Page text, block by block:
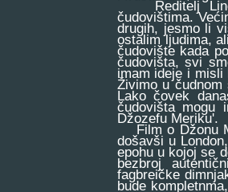
Reditelj Linč
čudovištima.
drugih, jesmo li
ostalim ljudima,
čudovište kada
čudovišta, svi
imam ideje i misli
Živimo u
Lako čovek
čudovišta mogu
Džozefu Meriku'.
Film o Džonu
došavši u
epohu u kojoj se
bezbroj
fagbreičke
bude